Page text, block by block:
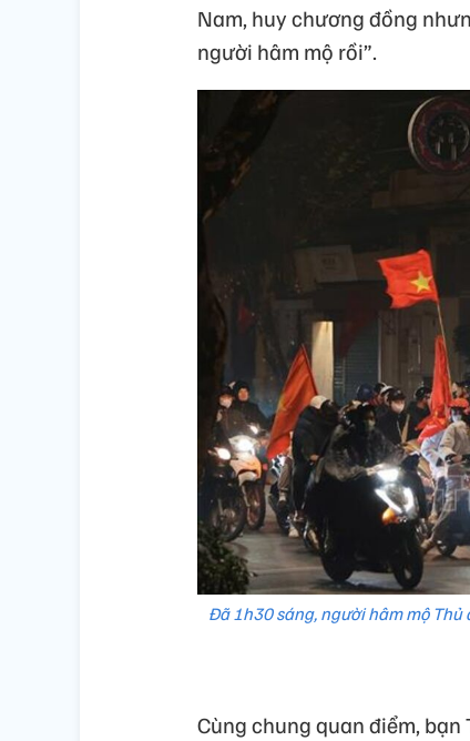
Nam, huy chương đồng
người hâm mộ rồi”.
Đã 1h30 sáng, người hâm mộ
Cùng chung quan điểm,